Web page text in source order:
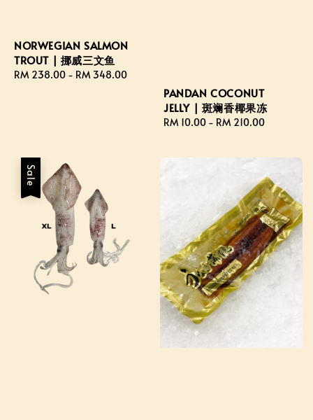
NORWEGIAN SALMON
TROUT | 挪威三文鱼
Regular
RM 238.00 - RM 348.00
PANDAN COCONUT
JELLY | 斑斓香椰果冻
Regular
RM 10.00 - RM 210.00
Sale